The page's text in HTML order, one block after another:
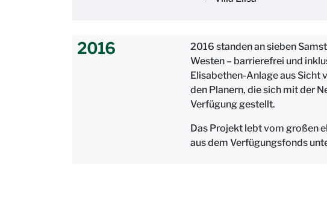
2016
2016 standen an sieben
Westen – barrierefrei und
Elisabethen-Anlage aus Sicht
den Planern, die sich mit der
Verfügung gestellt.
Das Projekt lebt vom großen
aus dem Verfügungsfonds